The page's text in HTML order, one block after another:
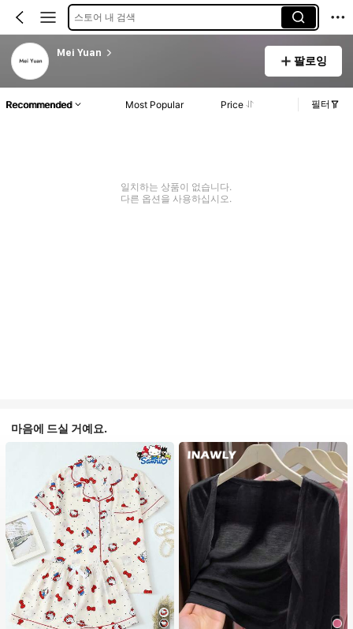
스토어 내 검색
Mei Yuan
팔로잉
Recommended Most Popular Price 필터
일치하는 상품이 없습니다.
다른 옵션을 사용하십시오.
마음에 드실 거예요.